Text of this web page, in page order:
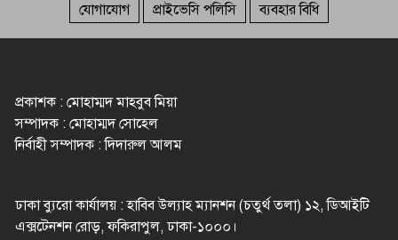
যোগাযোগ প্রাইভেসি পলিসি ব্যবহার বিধি
প্রকাশক : মোহাম্মদ মাহবুব মিয়া
সম্পাদক : মোহাম্মদ সোহেল
নির্বাহী সম্পাদক : দিদারুল আলম
ঢাকা ব্যুরো কার্যালয় : হাবিব উল্যাহ ম্যানশন (চতুর্থ তলা) ১২, ডিআইটি
এক্সটেনশন রোড়, ফকিরাপুল, ঢাকা-১০০০।